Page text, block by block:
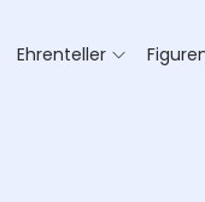
Ehrenteller